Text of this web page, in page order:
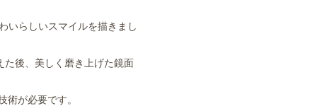
いらしいスマイルを描きまし
た後、美しく磨き上げた鏡面
が必要です。